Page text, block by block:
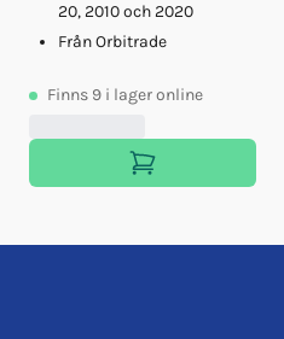
20, 2010 och 2020
Från Orbitrade
Finns 9 i lager online